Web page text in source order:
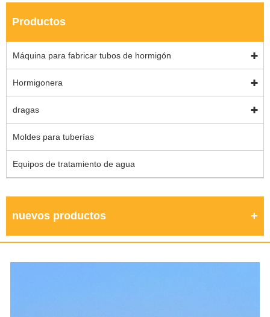
Productos
Máquina para fabricar tubos de hormigón
Hormigonera
dragas
Moldes para tuberías
Equipos de tratamiento de agua
nuevos productos